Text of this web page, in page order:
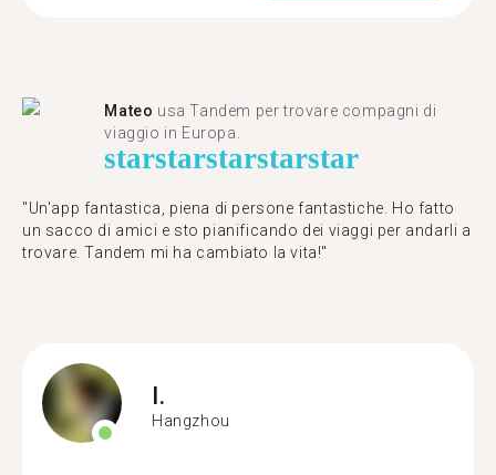
Mateo usa Tandem per trovare compagni di
viaggio in Europa.
starstarstarstarstar
"Un'app fantastica, piena di persone fantastiche. Ho fatto
un sacco di amici e sto pianificando dei viaggi per andarli a
trovare. Tandem mi ha cambiato la vita!"
I.
Hangzhou